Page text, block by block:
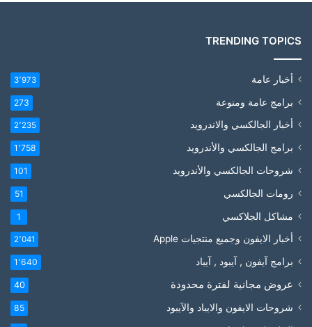
TRENDING TOPICS
أخبار عامة 3٬973
برامج عامة ومنوعة 273
أخبار الجالكسي والاندرويد 2٬235
برامج الجالكسي والأندرويد 1٬758
شروحات الجالكسي والأندرويد 101
رومات الجالكسي 51
مشاكل الجلاكسي 1
أخبار الايفون وجميع منتجيات Apple 2٬041
برامج آيفون , آيبود , آيباد 1٬640
عروض مجانية لفترة محدودة 40
شروحات الايفون والايباد والآيبود 85